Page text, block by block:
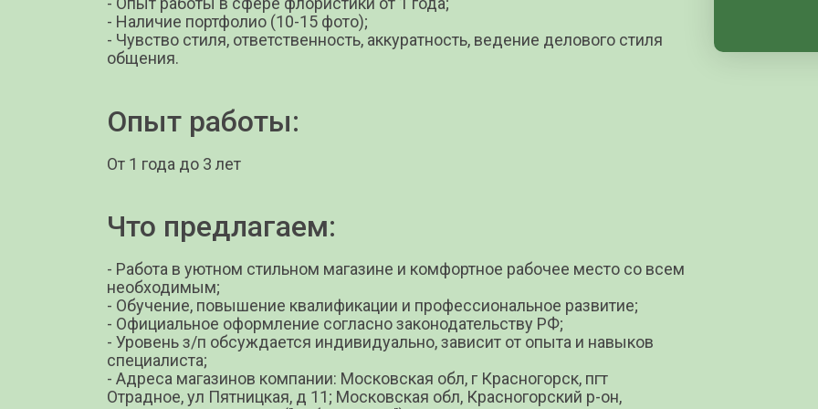
- Наличие портфолио (10-15 фото);
- Чувство стиля, ответственность, аккуратность, ведение делового стиля
общения.
Опыт работы:
От 1 года до 3 лет
Что предлагаем:
- Работа в уютном стильном магазине и комфортное рабочее место со всем
необходимым;
- Обучение, повышение квалификации и профессиональное развитие;
- Официальное оформление согласно законодательству РФ;
- Уровень з/п обсуждается индивидуально, зависит от опыта и навыков
специалиста;
- Адреса магазинов компании: Московская обл, г Красногорск, пгт
Отрадное, ул Пятницкая, д 11; Московская обл, Красногорский р-он,